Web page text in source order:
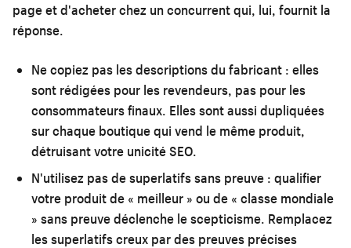
page et d'acheter chez un concurrent qui, lui, fournit la
réponse.
Ne copiez pas les descriptions du fabricant : elles
sont rédigées pour les revendeurs, pas pour les
consommateurs finaux. Elles sont aussi dupliquées
sur chaque boutique qui vend le même produit,
détruisant votre unicité SEO.
N'utilisez pas de superlatifs sans preuve : qualifier
votre produit de « meilleur » ou de « classe mondiale
» sans preuve déclenche le scepticisme. Remplacez
les superlatifs creux par des preuves précises